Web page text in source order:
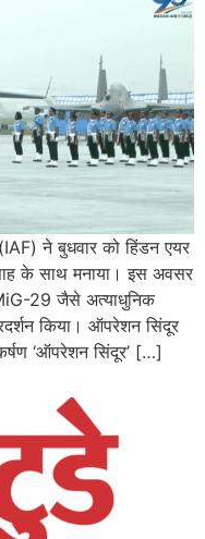
(IAF) ने बुधवार को हिंडन एयर
के साथ मनाया। इस अवसर
29 जैसे अत्याधुनिक
किया। ऑपरेशन सिंदूर
‘ऑपरेशन सिंदूर’ […]